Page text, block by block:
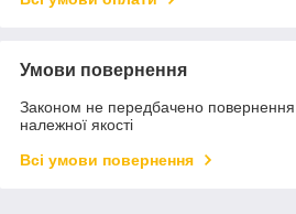
Умови повернення
Законом не передбачено повернення
належної якості
Всі умови повернення